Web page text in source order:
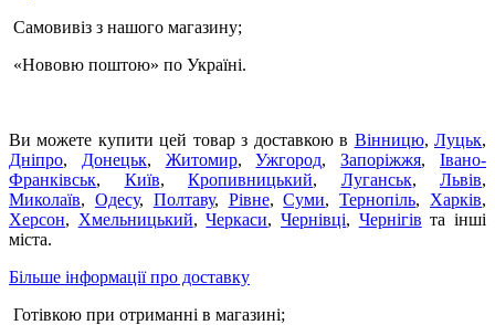
Самовивіз з нашого магазину;
«Нововю поштою» по Україні.
Ви можете купити цей товар з доставкою в Вінницю,Луцьк,
Дніпро, Донецьк, Житомир,Ужгород,Запоріжжя,Івано-
Франківськ, Київ, Кропивницький, Луганськ, Львів,
Миколаїв, Одесу, Полтаву, Рівне,Суми,Тернопіль, Харків,
Херсон, Хмельницький,Черкаси,Чернівці, Чернігів та інші
міста.
Більше інформації про доставку
Готівкою при отриманні в магазині;